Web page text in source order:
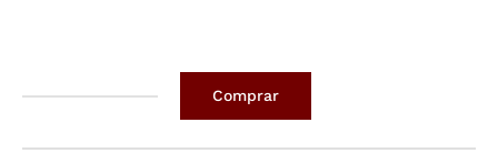
inteiro
Comprar